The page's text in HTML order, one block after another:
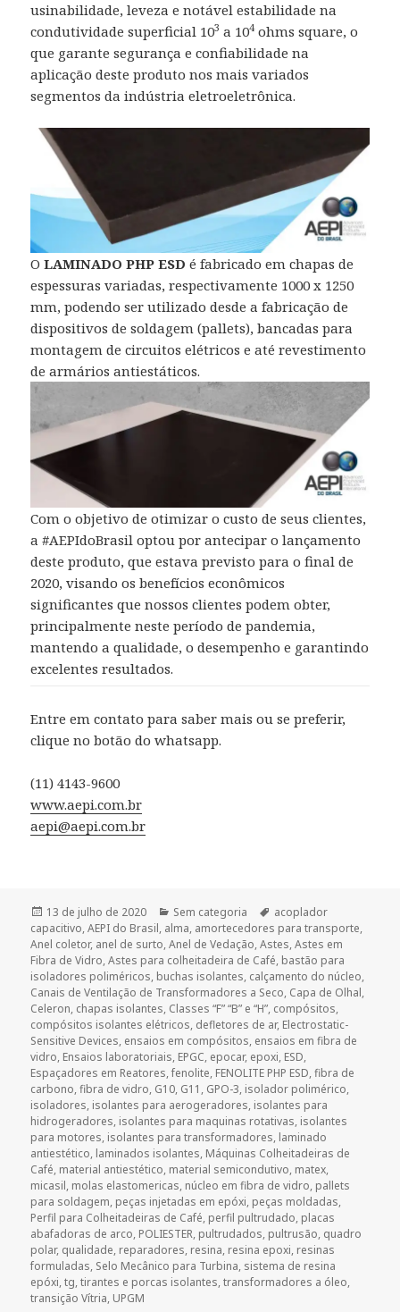
usinabilidade, leveza e notável estabilidade na
condutividade superficial 103 a 104ohms square, o
que garante segurança e confiabilidade na
aplicação deste produto nos mais variados
segmentos da indústria eletroeletrônica.
OLAMINADO PHP ESD é fabricado em chapas de
espessuras variadas, respectivamente 1000 x 1250
mm, podendo ser utilizado desde a fabricação de
dispositivos de soldagem (pallets), bancadas para
montagem de circuitos elétricos e até revestimento
de armários antiestáticos.
Com o objetivo de otimizar o custo de seus clientes,
a #AEPIdoBrasil optou por antecipar o lançamento
deste produto, que estava previsto para o final de
2020, visando os benefícios econômicos
significantes que nossos clientes podem obter,
principalmente neste período de pandemia,
mantendo a qualidade, o desempenho e garantindo
excelentes resultados.
Entre em contato para saber mais ou se preferir,
clique no botão do whatsapp.
(11) 4143-9600
www.aepi.com.br
aepi@aepi.com.br
Publicado
em
13 de julho de 2020 Categorias
Sem categoria Tags
acoplador
capacitivo,AEPI do Brasil, alma, amortecedores para transporte,
Anel coletor, anel de surto,Anel de Vedação,Astes,Astes em
Fibra de Vidro,Astes para colheitadeira de Café, bastão para
isoladores poliméricos, buchas isolantes, calçamento do núcleo,
Canais de Ventilação de Transformadores a Seco, Capa de Olhal,
Celeron, chapas isolantes, Classes “F” “B” e “H”, compósitos,
compósitos isolantes elétricos, defletores de ar, Electrostatic-
Sensitive Devices, ensaios em compósitos, ensaios em fibra de
vidro, Ensaios laboratoriais, EPGC, epocar, epoxi, ESD,
Espaçadores em Reatores,fenolite, FENOLITE PHP ESD,fibra de
carbono,fibra de vidro, G10, G11 , GPO-3, isolador polimérico,
isoladores, isolantes para aerogeradores, isolantes para
hidrogeradores, isolantes para maquinas rotativas, isolantes
para motores, isolantes para transformadores, laminado
antiestético, laminados isolantes, Máquinas Colheitadeiras de
Café, material antiestético, material semicondutivo, matex,
micasil, molas elastomericas, núcleo em fibra de vidro, pallets
para soldagem, peças injetadas em epóxi, peças moldadas,
Perfil para Colheitadeiras de Café, perfil pultrudado, placas
abafadoras de arco, POLIESTER, pultrudados, pultrusão, quadro
polar, qualidade, reparadores, resina, resina epoxi, resinas
formuladas, Selo Mecânico para Turbina, sistema de resina
epóxi,tg,tirantes e porcas isolantes,transformadores a óleo,
transição Vítria, UPGM